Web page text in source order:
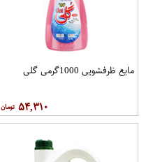
مایع ظرفشویی 1000گرمی گلی
۵۴,۳۱۰